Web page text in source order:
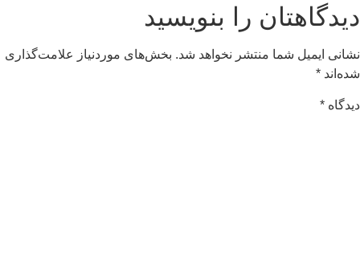
را بنویسید
ایمیل شما منتشر نخواهد شد. بخش‌های موردنیاز علامت‌گذاری
*
*